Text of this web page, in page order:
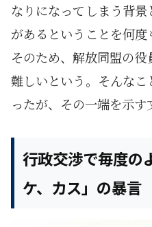
なりになってしまう背
があるということを何度
そのため、解放同盟の
難しいという。そんな
ったが、その一端を示す
行政交渉で毎度の
ケ、カス」の暴言